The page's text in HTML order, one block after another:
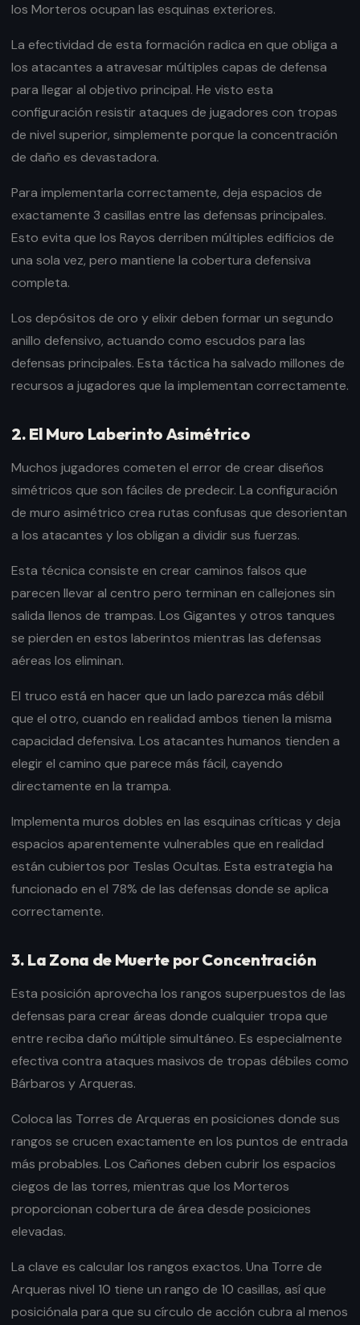
los Morteros ocupan las esquinas exteriores.
La efectividad de esta formación radica en que obliga a
los atacantes a atravesar múltiples capas de defensa
para llegar al objetivo principal. He visto esta
configuración resistir ataques de jugadores con tropas
de nivel superior, simplemente porque la concentración
de daño es devastadora.
Para implementarla correctamente, deja espacios de
exactamente 3 casillas entre las defensas principales.
Esto evita que los Rayos derriben múltiples edificios de
una sola vez, pero mantiene la cobertura defensiva
completa.
Los depósitos de oro y elixir deben formar un segundo
anillo defensivo, actuando como escudos para las
defensas principales. Esta táctica ha salvado millones de
recursos a jugadores que la implementan correctamente.
2. El Muro Laberinto Asimétrico
Muchos jugadores cometen el error de crear diseños
simétricos que son fáciles de predecir. La configuración
de muro asimétrico crea rutas confusas que desorientan
a los atacantes y los obligan a dividir sus fuerzas.
Esta técnica consiste en crear caminos falsos que
parecen llevar al centro pero terminan en callejones sin
salida llenos de trampas. Los Gigantes y otros tanques
se pierden en estos laberintos mientras las defensas
aéreas los eliminan.
El truco está en hacer que un lado parezca más débil
que el otro, cuando en realidad ambos tienen la misma
capacidad defensiva. Los atacantes humanos tienden a
elegir el camino que parece más fácil, cayendo
directamente en la trampa.
Implementa muros dobles en las esquinas críticas y deja
espacios aparentemente vulnerables que en realidad
están cubiertos por Teslas Ocultas. Esta estrategia ha
funcionado en el 78% de las defensas donde se aplica
correctamente.
3. La Zona de Muerte por Concentración
Esta posición aprovecha los rangos superpuestos de las
defensas para crear áreas donde cualquier tropa que
entre reciba daño múltiple simultáneo. Es especialmente
efectiva contra ataques masivos de tropas débiles como
Bárbaros y Arqueras.
Coloca las Torres de Arqueras en posiciones donde sus
rangos se crucen exactamente en los puntos de entrada
más probables. Los Cañones deben cubrir los espacios
ciegos de las torres, mientras que los Morteros
proporcionan cobertura de área desde posiciones
elevadas.
La clave es calcular los rangos exactos. Una Torre de
Arqueras nivel 10 tiene un rango de 10 casillas, así que
posiciónala para que su círculo de acción cubra al menos